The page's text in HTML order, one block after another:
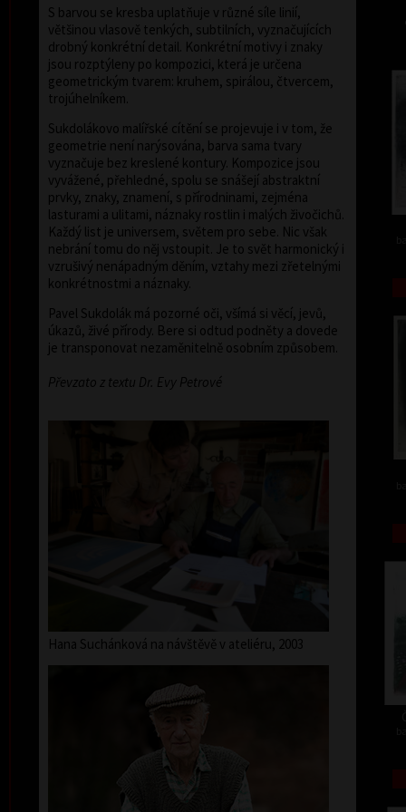
S barvou se kresba uplatňuje v různé síle linií,
většinou vlasově tenkých, subtilních, vyznačujících
drobný konkrétní detail. Konkrétní motivy i znaky
jsou rozptýleny po kompozici, která je určena
geometrickým tvarem: kruhem, spirálou, čtvercem,
trojúhelníkem.
Sukdolákovo malířské cítění se projevuje i v tom, že
geometrie není narýsována, barva sama tvary
vyznačuje bez kreslené kontury. Kompozice jsou
vyvážené, přehledné, spolu se snášejí abstraktní
prvky, znaky, znamení, s přírodninami, zejména
lasturami a ulitami, náznaky rostlin i malých živočichů.
Každý list je universem, světem pro sebe. Nic však
nebrání tomu do něj vstoupit. Je to svět harmonický i
vzrušivý nenápadným děním, vztahy mezi zřetelnými
konkrétnostmi a náznaky.
Pavel Sukdolák má pozorné oči, všímá si věcí, jevů,
úkazů, živé přírody. Bere si odtud podněty a dovede
je transponovat nezaměnitelně osobním způsobem.
Převzato z textu Dr. Evy Petrové
Hana Suchánková na návštěvě v ateliéru, 2003